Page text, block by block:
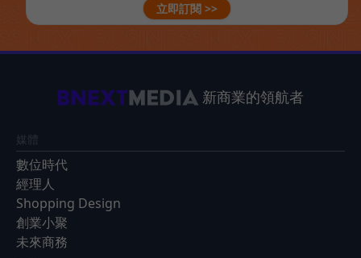
立即訂閱 >>
新商業的領航者
媒體
數位時代
經理人
Shopping Design
創業小聚
未來商務